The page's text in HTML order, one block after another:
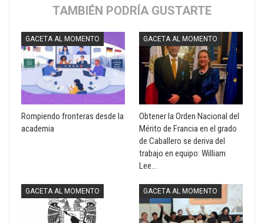
TAMBIÉN PODRÍA GUSTARTE
GACETA AL MOMENTO
Rompiendo fronteras desde la
academia
GACETA AL MOMENTO
Obtener la Orden Nacional del
Mérito de Francia en el grado
de Caballero se deriva del
trabajo en equipo: William
Lee…
GACETA AL MOMENTO GACETA AL MOMENTO